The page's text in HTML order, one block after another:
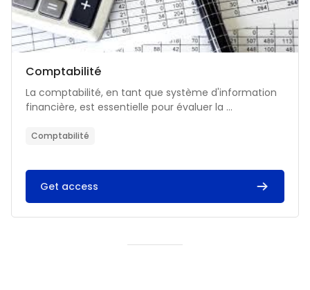
Catégorie de cours
Nom du cours
Comptabilité
Résumé du cours :
La comptabilité, en tant que système d'information
financière, est essentielle pour évaluer la ...
Comptabilité
Get access